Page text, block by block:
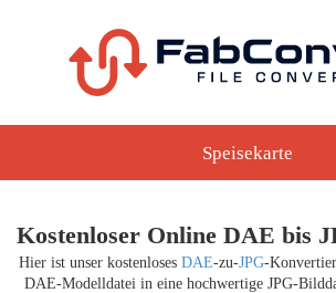
Speisekarte
Kostenloser Online DAE bis
Hier ist unser kostenloses DAE-zu-JPG-
DAE-Modelldatei in eine hochwertige JPG-